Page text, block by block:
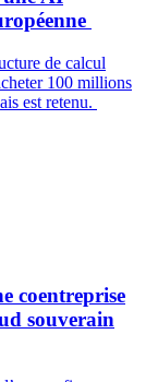
de calcul
100 millions
est retenu.
coentreprise
souverain